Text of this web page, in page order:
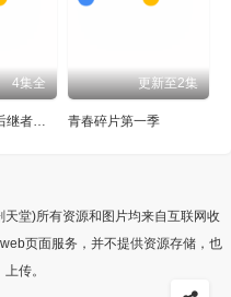
4集全
少年魔法师：后继者第三季
更新至2集
青春碎片第一季
堂)所有资源和图片均来自互联网收
页面服务，并不提供资源存储，也
传。